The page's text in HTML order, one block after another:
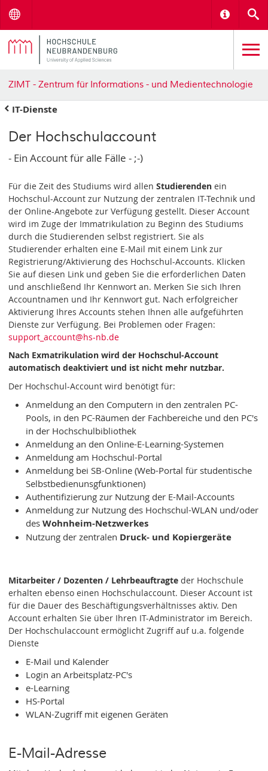
ZIMT - Zentrum für Informations - und Medientechnologie
IT-Dienste
Der Hochschulaccount
- Ein Account für alle Fälle - ;-)
Für die Zeit des Studiums wird allenStudierendenein
Hochschul-Account zur Nutzung der zentralen IT-Technik und
der Online-Angebote zur Verfügung gestellt. Dieser Account
wird im Zuge der Immatrikulation zu Beginn des Studiums
durch die Studierenden selbst registriert. Sie als
Studierender erhalten eine E-Mail mit einem Link zur
Registrierung/Aktivierung des Hochschul-Accounts. Klicken
Sie auf diesen Link und geben Sie die erforderlichen Daten
und anschließend Ihr Kennwort an. Merken Sie sich Ihren
Accountnamen und Ihr Kennwort gut. Nach erfolgreicher
Aktivierung Ihres Accounts stehen Ihnen alle aufgeführten
Dienste zur Verfügung. Bei Problemen oder Fragen:
support_account@hs-nb.de
Nach Exmatrikulation wird der Hochschul-Account
automatisch deaktiviert und ist nicht mehr nutzbar.
Der Hochschul-Account wird benötigt für:
Anmeldung an den Computern in den zentralen PC-
Pools, in den PC-Räumen der Fachbereiche und den PC's
in der Hochschulbibliothek
Anmeldung an den Online-E-Learning-Systemen
Anmeldung am Hochschul-Portal
Anmeldung bei SB-Online (Web-Portal für studentische
Selbstbedienunsgfunktionen)
Authentifizierung zur Nutzung der E-Mail-Accounts
Anmeldung zur Nutzung des Hochschul-WLAN und/oder
des Wohnheim-Netzwerkes
Nutzung der zentralen Druck- und Kopiergeräte
Mitarbeiter / Dozenten / Lehrbeauftragte der Hochschule
erhalten ebenso einen Hochschulaccount. Dieser Account ist
für die Dauer des Beschäftigungsverhältnisses aktiv. Den
Account erhalten Sie über Ihren IT-Administrator im Bereich.
Der Hochschulaccount ermöglicht Zugriff auf u.a. folgende
Dienste
E-Mail und Kalender
Login an Arbeitsplatz-PC's
e-Learning
HS-Portal
WLAN-Zugriff mit eigenen Geräten
E-Mail-Adresse